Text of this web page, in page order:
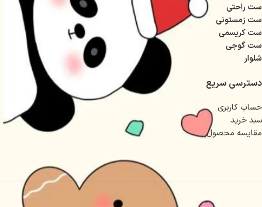
ست راحتی
ست زمستونی
ست کریسمی
ست گوجی
شلوار
دسترسی سریع
حساب کاربری
سبد خرید
مقایسه محصول